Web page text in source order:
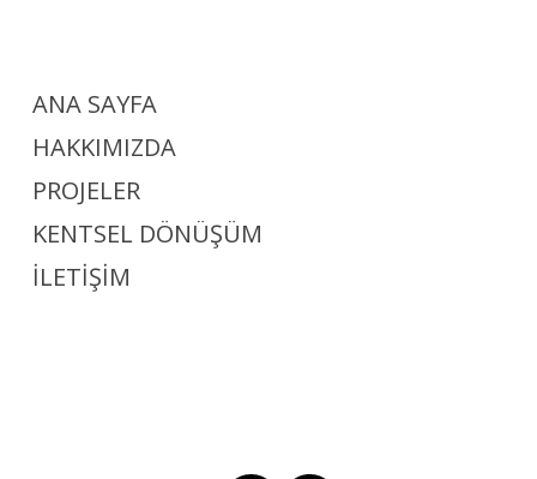
ANA SAYFA
HAKKIMIZDA
PROJELER
KENTSEL DÖNÜŞÜM
İLETİŞİM